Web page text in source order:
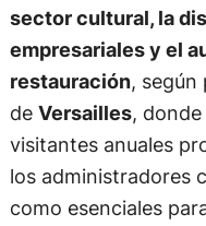
sector cultural, la
empresariales y el
restauración, según
de Versailles, donde
visitantes anuales
los administradores
como esenciales